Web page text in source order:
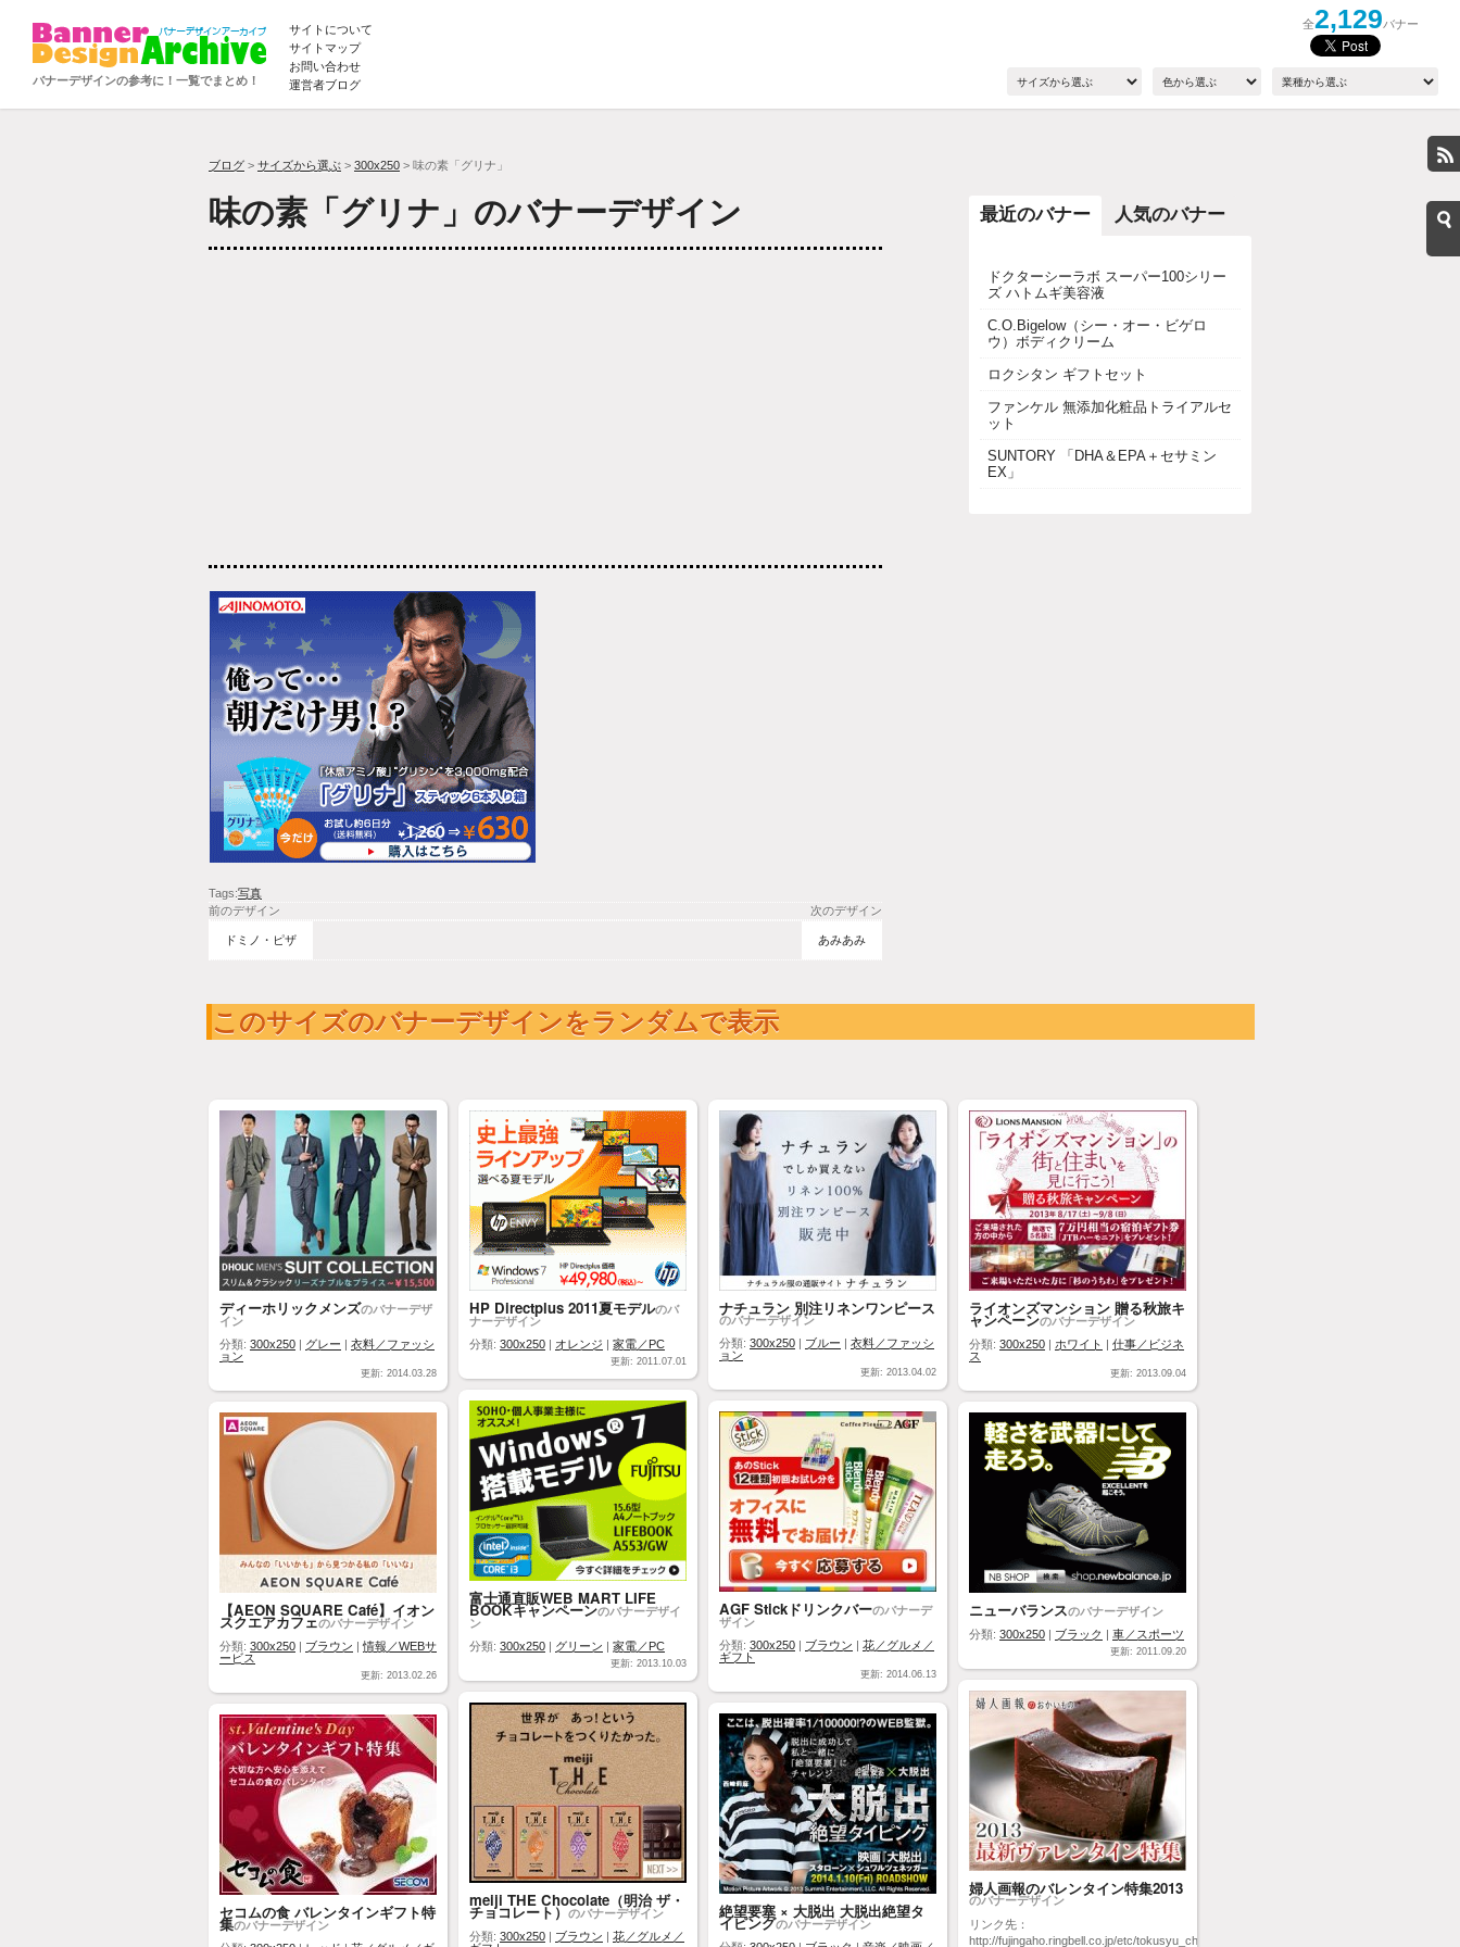
バナーデザインの参考に！一覧でまとめ！
サイトについて
サイトマップ
お問い合わせ
運営者ブログ
全2,129バナー
ブログ > サイズから選ぶ > 300x250 > 味の素「グリナ」
味の素「グリナ」のバナーデザイン
Tags:写真
前のデザイン
次のデザイン
ドミノ・ピザ あみあみ
最近のバナー 人気のバナー
ドクターシーラボ スーパー100シリー
ズ ハトムギ美容液
C.O.Bigelow（シー・オー・ビゲロ
ウ）ボディクリーム
ロクシタン ギフトセット
ファンケル 無添加化粧品トライアルセ
ット
SUNTORY 「DHA＆EPA＋セサミン
EX」
このサイズのバナーデザインをランダムで表示
ディーホリックメンズのバナーデザ
イン
分類: 300x250 | グレー | 衣料／ファッシ
ョン
更新: 2014.03.28
HP Directplus 2011夏モデルのバ
ナーデザイン
分類: 300x250 | オレンジ | 家電／PC
更新: 2011.07.01
ナチュラン 別注リネンワンピース
のバナーデザイン
分類: 300x250 | ブルー | 衣料／ファッシ
ョン
更新: 2013.04.02
ライオンズマンション 贈る秋旅キ
ャンペーンのバナーデザイン
分類: 300x250 | ホワイト | 仕事／ビジネ
ス
更新: 2013.09.04
富士通直販WEB MART LIFE
BOOKキャンペーンのバナーデザイ
ン
分類: 300x250 | グリーン | 家電／PC
更新: 2013.10.03
AGF Stickドリンクバーのバナーデ
ザイン
分類: 300x250 | ブラウン | 花／グルメ／
ギフト
更新: 2014.06.13
【AEON SQUARE Café】イオン
スクエアカフェのバナーデザイン
分類: 300x250 | ブラウン |情報／WEBサ
ービス
更新: 2013.02.26
ニューバランスのバナーデザイン
分類: 300x250 | ブラック | 車／スポーツ
更新: 2011.09.20
婦人画報のバレンタイン特集2013
のバナーデザイン
リンク先：
http://fujingaho.ringbell.co.jp/etc/tokusyu_chocolate_vd.php
meiji THE Chocolate（明治 ザ・
チョコレート）のバナーデザイン
分類: 300x250 | ブラウン | 花／グルメ／
絶望要塞 × 大脱出 大脱出絶望タ
イピングのバナーデザイン
セコムの食 バレンタインギフト特
集のバナーデザイン